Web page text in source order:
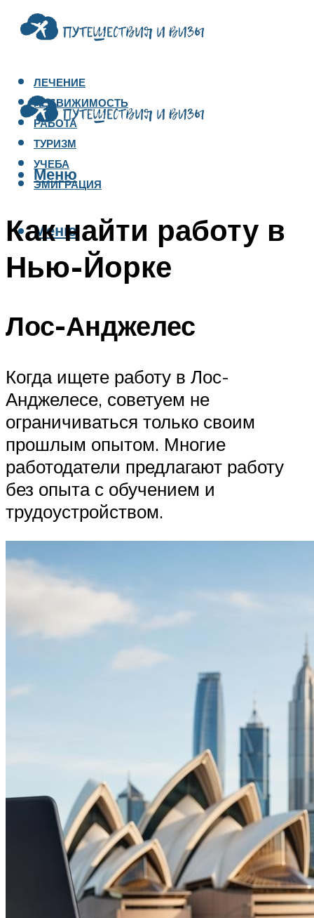
ЛЕЧЕНИЕ
НЕДВИЖИМОСТЬ
РАБОТА
ТУРИЗМ
УЧЕБА
ЭМИГРАЦИЯ
Меню
Меню
Как найти работу в
Нью-Йорке
Лос-Анджелес
Когда ищете работу в Лос-
Анджелесе, советуем не
ограничиваться только своим
прошлым опытом. Многие
работодатели предлагают работу
без опыта с обучением и
трудоустройством.